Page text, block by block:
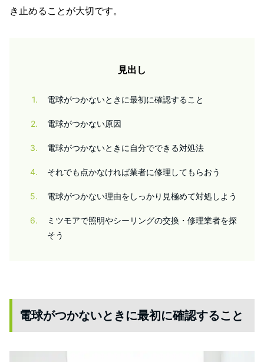
き止めることが大切です。
見出し
1 電球がつかないときに最初に確認すること
2 電球がつかない原因
3 電球がつかないときに自分でできる対処法
4 それでも点かなければ業者に修理してもらおう
5 電球がつかない理由をしっかり見極めて対処しよう
6
ミツモアで照明やシーリングの交換・修理業者を探
そう
電球がつかないときに最初に確認すること